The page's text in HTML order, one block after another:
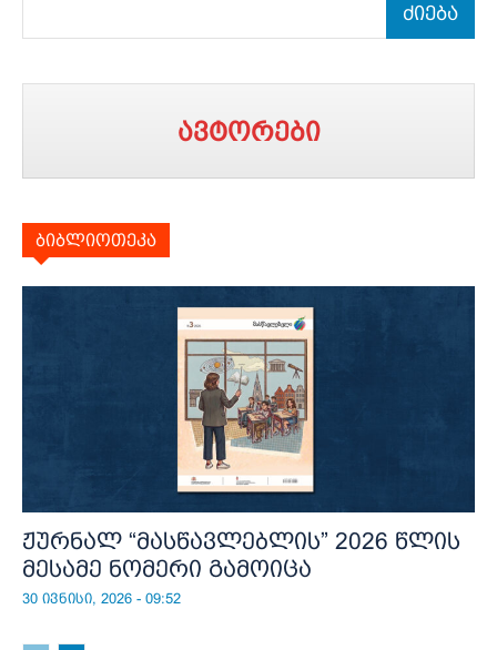
ძიება
ავტორები
ბიბლიოთეკა
ჟურნალ “მასწავლებლის” 2026 წლის
მესამე ნომერი გამოიცა
30 ივნისი, 2026 - 09:52